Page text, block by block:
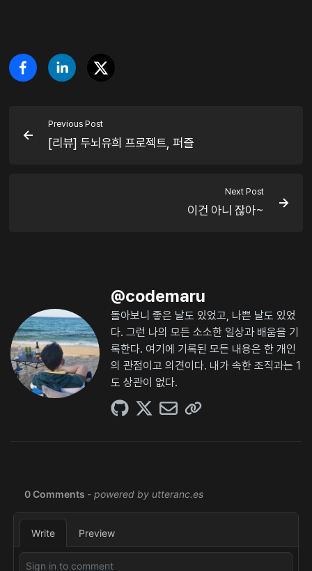
Previous Post
[리뷰] 두뇌유희 프로젝트, 퍼즐
Next Post
이건 아니 잖아~
@codemaru
돌아보니 좋은 날도 있었고, 나쁜 날도 있었
다. 그런 나의 모든 소소한 일상과 배움을 기
록한다. 여기에 기록된 모든 내용은 한 개인
의 관점이고 의견이다. 내가 속한 조직과는 1
도 상관이 없다.